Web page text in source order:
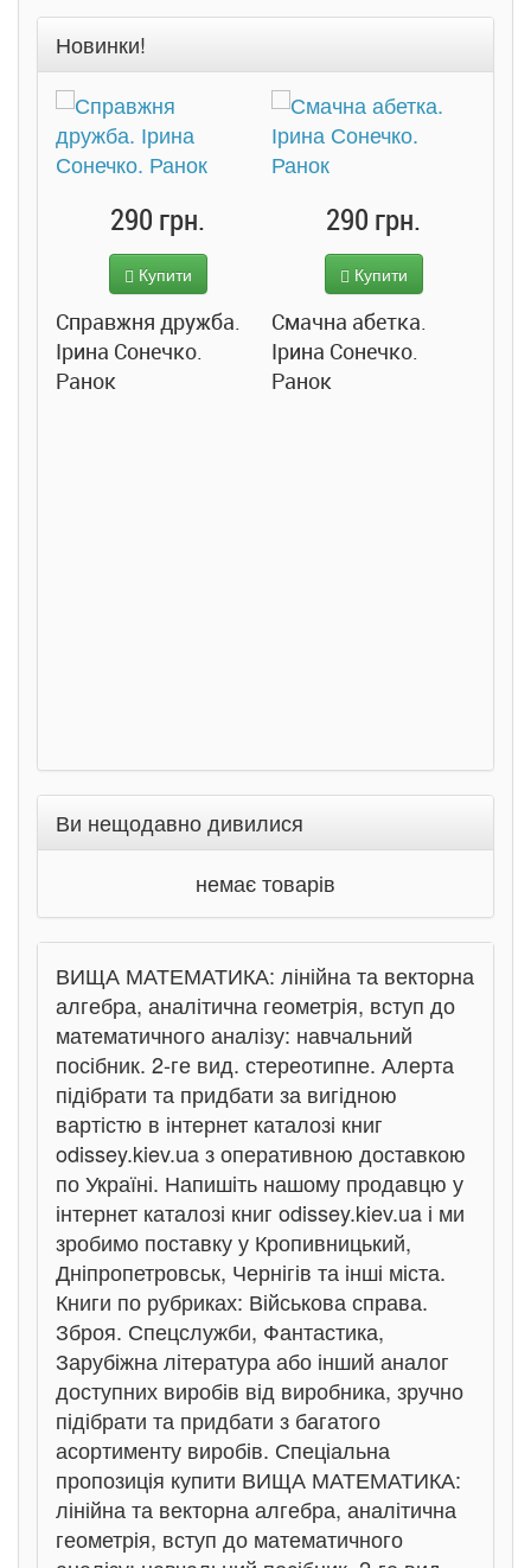
Новинки!
290 грн.
Купити
Справжня дружба.
Ірина Сонечко.
Ранок
290 грн.
Купити
Смачна абетка.
Ірина Сонечко.
Ранок
Ви нещодавно дивилися
немає товарів
ВИЩА МАТЕМАТИКА: лінійна та векторна
алгебра, аналітична геометрія, вступ до
математичного аналізу: навчальний
посібник. 2-ге вид. стереотипне. Алерта
підібрати та придбати за вигідною
вартістю в інтернет каталозі книг
odissey.kiev.ua з оперативною доставкою
по Україні. Напишіть нашому продавцю у
інтернет каталозі книг odissey.kiev.ua і ми
зробимо поставку у Кропивницький,
Дніпропетровськ, Чернігів та інші міста.
Книги по рубриках: Військова справа.
Зброя. Спецслужби, Фантастика,
Зарубіжна література або інший аналог
доступних виробів від виробника, зручно
підібрати та придбати з багатого
асортименту виробів. Спеціальна
пропозиція купити ВИЩА МАТЕМАТИКА:
лінійна та векторна алгебра, аналітична
геометрія, вступ до математичного